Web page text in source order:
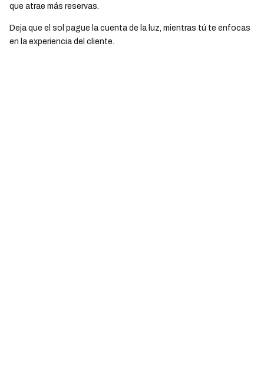
que atrae más reservas.
Deja que el sol pague la cuenta de la luz, mientras tú te enfocas
en la experiencia del cliente.